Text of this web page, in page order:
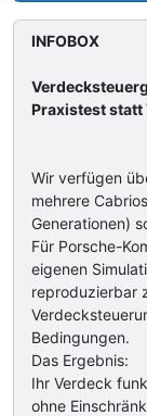
INFOBOX
Praxistest statt
Wir verfügen
mehrere
Generationen)
Für Porsche-
eigenen
reproduzierbar
Bedingungen.
Das Ergebnis:
Ihr Verdeck
ohne